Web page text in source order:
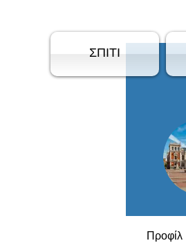
ΣΠΙΤΙ
Προφίλ